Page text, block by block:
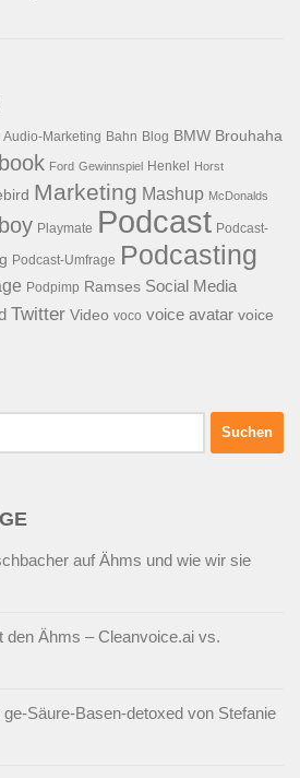
Audio-Marketing Bahn Blog BMW Brouhaha
Ford Gewinnspiel Henkel Horst
Marketing Mashup McDonalds
Playmate Podcast Podcast-
Podcast-Umfrage Podcasting
Podpimp Ramses Social Media
Twitter Video voco voice avatar voice
auf Ähms und wie wir sie
den Ähms – Cleanvoice.ai vs.
Säure-Basen-detoxed von Stefanie